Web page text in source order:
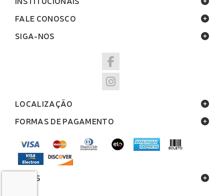
FALE CONOSCO
SIGA-NOS
LOCALIZAÇÃO
FORMAS DE PAGAMENTO
SELOS